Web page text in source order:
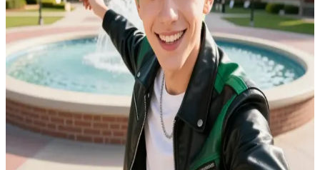
Зед
Зед - харизматичный зомби-первопроходец